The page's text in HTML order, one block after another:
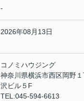
-
2026年08月13日
コノミハウジング
神奈川県横浜市西区岡野
沢ビル５F
TEL:045-594-6613